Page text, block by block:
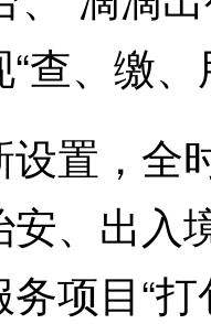
查、缴、
，全
安、出入
项目“